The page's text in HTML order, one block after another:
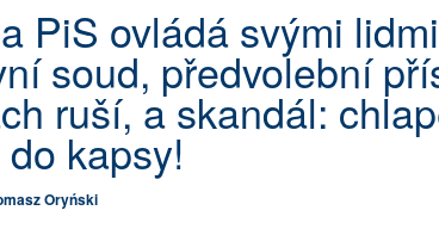
PiS ovládá svými
soud, předvolební
ruší, a skandál:
kapsy!
Oryński